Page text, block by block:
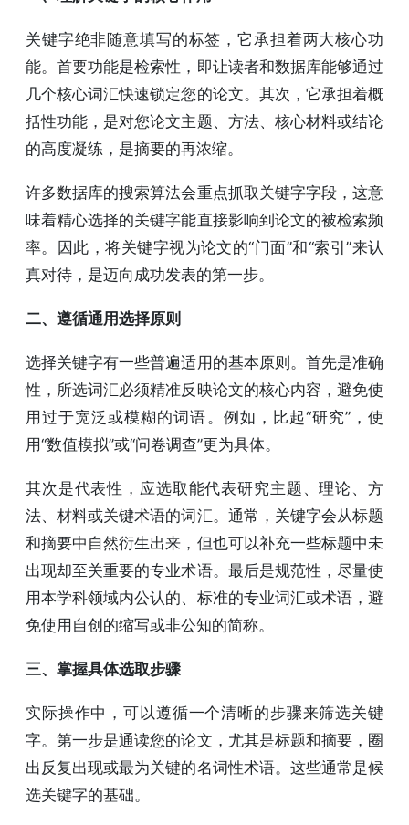
关键字绝非随意填写的标签，它承担着两大核心功
能。首要功能是检索性，即让读者和数据库能够通过
几个核心词汇快速锁定您的论文。其次，它承担着概
括性功能，是对您论文主题、方法、核心材料或结论
的高度凝练，是摘要的再浓缩。
许多数据库的搜索算法会重点抓取关键字字段，这意
味着精心选择的关键字能直接影响到论文的被检索频
率。因此，将关键字视为论文的“门面”和“索引”来认
真对待，是迈向成功发表的第一步。
二、遵循通用选择原则
选择关键字有一些普遍适用的基本原则。首先是准确
性，所选词汇必须精准反映论文的核心内容，避免使
用过于宽泛或模糊的词语。例如，比起“研究”，使
用“数值模拟”或“问卷调查”更为具体。
其次是代表性，应选取能代表研究主题、理论、方
法、材料或关键术语的词汇。通常，关键字会从标题
和摘要中自然衍生出来，但也可以补充一些标题中未
出现却至关重要的专业术语。最后是规范性，尽量使
用本学科领域内公认的、标准的专业词汇或术语，避
免使用自创的缩写或非公知的简称。
三、掌握具体选取步骤
实际操作中，可以遵循一个清晰的步骤来筛选关键
字。第一步是通读您的论文，尤其是标题和摘要，圈
出反复出现或最为关键的名词性术语。这些通常是候
选关键字的基础。